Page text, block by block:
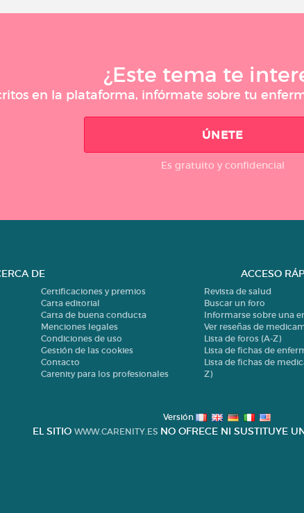
¿Este tema te
en la plataforma, infórmate sobre tu
ÚNETE
Es gratuito y confidencial
DE
Certificaciones y premios
Carta editorial
Carta de buena conducta
Menciones legales
Condiciones de uso
Gestión de las cookies
Contacto
Carenity para los profesionales
ACCESO
Revista de salud
Buscar un foro
Informarse sobre una
Ver reseñas de
Lista de foros (A-Z)
Lista de fichas de
Lista de fichas de
Z)
Versión
EL SITIO WWW.CARENITY.ES NO OFRECE NI SUSTITUYE